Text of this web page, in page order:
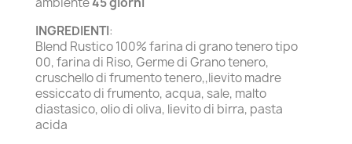
INGREDIENTI:
Blend Rustico 100% farina di grano tenero tipo
00, farina di Riso, Germe di Grano tenero,
cruschello di frumento tenero,,lievito madre
essiccato di frumento, acqua, sale, malto
diastasico, olio di oliva, lievito di birra, pasta
acida